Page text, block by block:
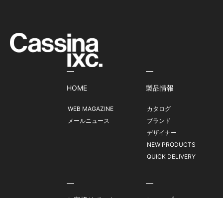
HOME
WEB MAGAZINE
メールニュース
製品情報
カタログ
ブランド
デザイナー
NEW PRODUCTS
QUICK DELIVERY